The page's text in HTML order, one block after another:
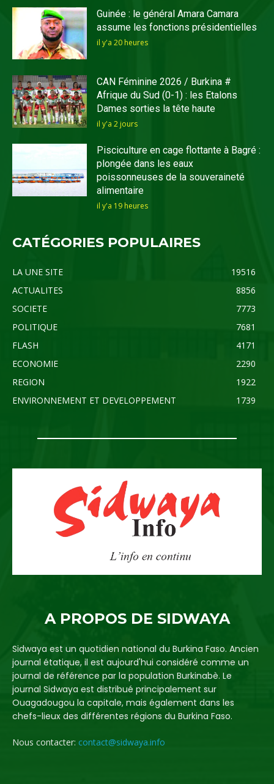
Guinée : le général Amara Camara
assume les fonctions présidentielles
il y'a 20 heures
CAN Féminine 2026 / Burkina #
Afrique du Sud (0-1) : les Etalons
Dames sorties la tête haute
il y'a 2 jours
Pisciculture en cage flottante à Bagré :
plongée dans les eaux
poissonneuses de la souveraineté
alimentaire
il y'a 19 heures
CATÉGORIES POPULAIRES
LA UNE SITE
19516
ACTUALITES
8856
SOCIETE
7773
POLITIQUE
7681
FLASH
4171
ECONOMIE
2290
REGION
1922
ENVIRONNEMENT ET DEVELOPPEMENT
1739
A PROPOS DE SIDWAYA
Sidwaya est un quotidien national du Burkina Faso. Ancien
journal étatique, il est aujourd'hui considéré comme un
journal de référence par la population Burkinabè. Le
journal Sidwaya est distribué principalement sur
Ouagadougou la capitale, mais également dans les
chefs-lieux des différentes régions du Burkina Faso.
Nous contacter: contact@sidwaya.info